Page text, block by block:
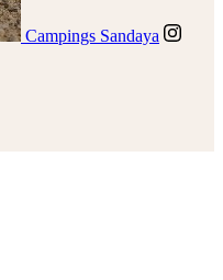
Campings Sandaya